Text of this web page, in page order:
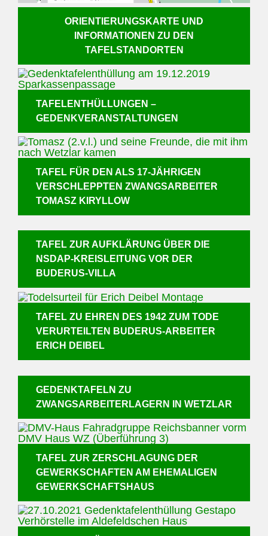
ORIENTIERUNGSKARTE UND
INFORMATIONEN ZU DEN
TAFELSTANDORTEN
TAFELENTHÜLLUNGEN –
GEDENKVERANSTALTUNGEN
TAFEL FÜR DEN ALS 17-JÄHRIGEN
VERSCHLEPPTEN ZWANGSARBEITER
TOMASZ KIRYLLOW
TAFEL ZUR AUFKLÄRUNG ÜBER DIE
NSDAP-KREISLEITUNG VOR DER
BUDERUS-VILLA
TAFEL ZU EHREN DES 1942 ZUM TODE
VERURTEILTEN BUDERUS-ARBEITER
ERICH DEIBEL
GEDENKTAFELN ZU
ZWANGSARBEITERLAGERN IN WETZLAR
TAFEL ZUR ZERSCHLAGUNG DER
GEWERKSCHAFTEN AM EHEMALIGEN
GEWERKSCHAFTSHAUS